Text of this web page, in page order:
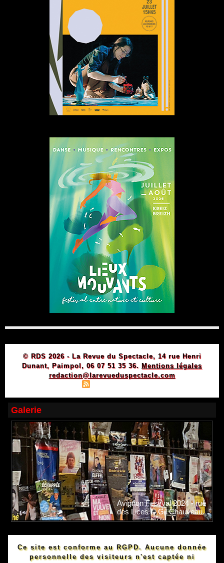
© RDS 2026 - La Revue du Spectacle, 14 rue Henri
Dunant, Paimpol, 06 07 51 35 36. Mentions légales
redaction@larevueduspectacle.com
Galerie
Avignon Festival 2024 - rue
des Lices © Gil Chauveau.
Ce site est conforme au RGPD. Aucune donnée
personnelle des visiteurs n'est captée ni